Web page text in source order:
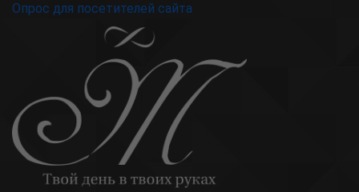
Опрос для посетителей сайта